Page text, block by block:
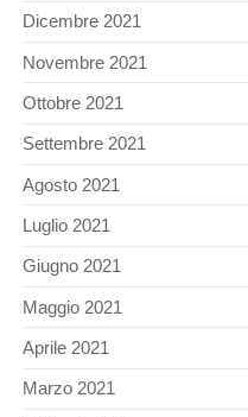
Dicembre 2021
Novembre 2021
Ottobre 2021
Settembre 2021
Agosto 2021
Luglio 2021
Giugno 2021
Maggio 2021
Aprile 2021
Marzo 2021